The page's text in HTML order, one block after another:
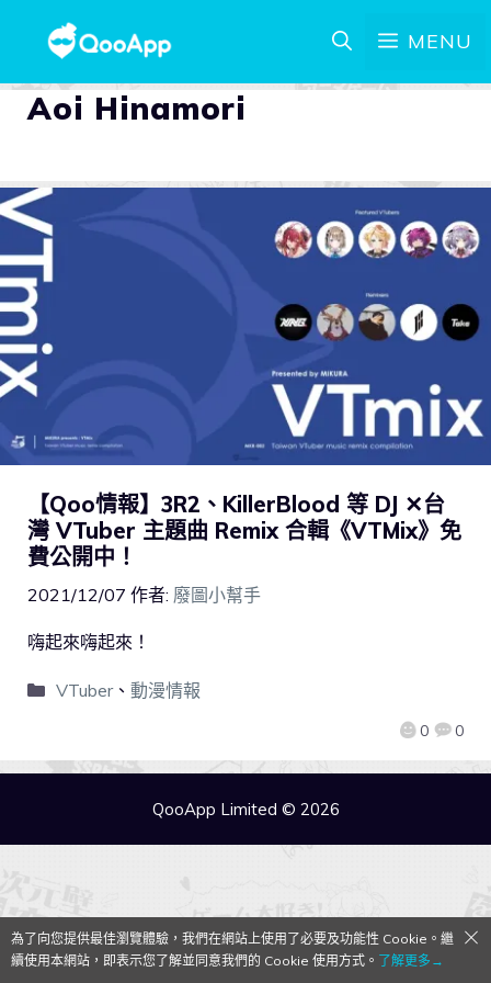
MENU
Aoi Hinamori
【Qoo情報】3R2、KillerBlood 等 DJ ✕台
灣 VTuber 主題曲 Remix 合輯《VTMix》免
費公開中！
2021/12/07 作者: 廢圖小幫手
0 0
嗨起來嗨起來！
VTuber、 動漫情報
QooApp Limited © 2026
為了向您提供最佳瀏覽體驗，我們在網站上使用了必要及功能性 Cookie。繼
續使用本網站，即表示您了解並同意我們的 Cookie 使用方式。 了解更多→